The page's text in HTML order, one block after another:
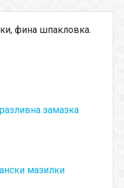
фина шпакловка.
замазка
мазилки